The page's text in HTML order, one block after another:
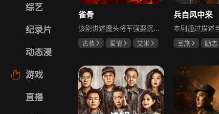
综艺
纪录片
动态漫
游戏
直播
雀骨
该剧讲述魔头将军强娶沉迷机关术的财迷假千金，两人从契约夫妻起步，在生死局中互扒马甲，爱意与杀意交织共生。过程中他们揭露朝堂阴谋，破解生死乱局，最终共同守护家国太平，融合了权谋、爱情、冒险等多重元素，情节跌宕起伏。
古装 爱情
艾米
兵自风中来
军旅
励志